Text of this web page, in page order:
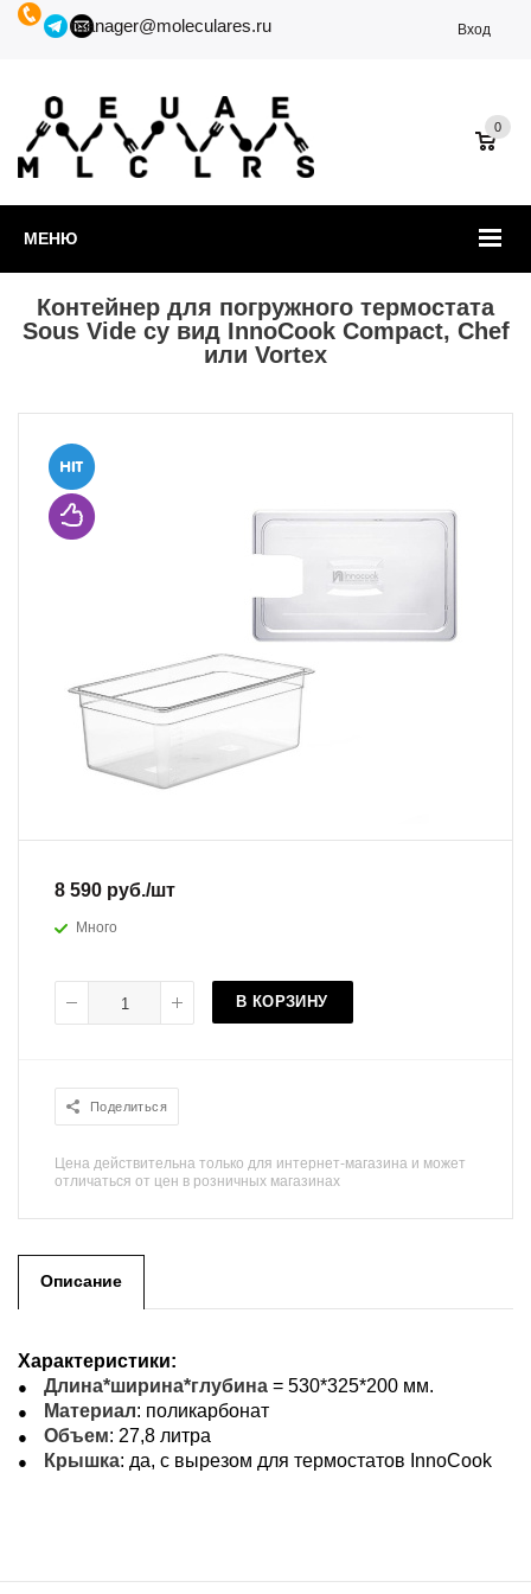
manager@moleculares.ru Вход
МЕНЮ
0
Контейнер для погружного термостата
Sous Vide су вид InnoCook Compact, Chef
или Vortex
8 590 руб./шт
Много
В КОРЗИНУ
Поделиться
Цена действительна только для интернет-магазина и может
отличаться от цен в розничных магазинах
Описание
Характеристики:
Длина*ширина*глубина = 530*325*200 мм.
Материал: поликарбонат
Объем: 27,8 литра
Крышка: да, с вырезом для термостатов InnoCook